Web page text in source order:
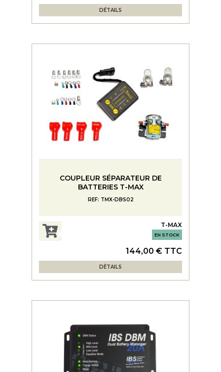
DÉTAILS
COUPLEUR SÉPARATEUR DE
BATTERIES T-MAX
REF: TMX-DBS02
T-MAX
EN STOCK
144,00 € TTC
DÉTAILS